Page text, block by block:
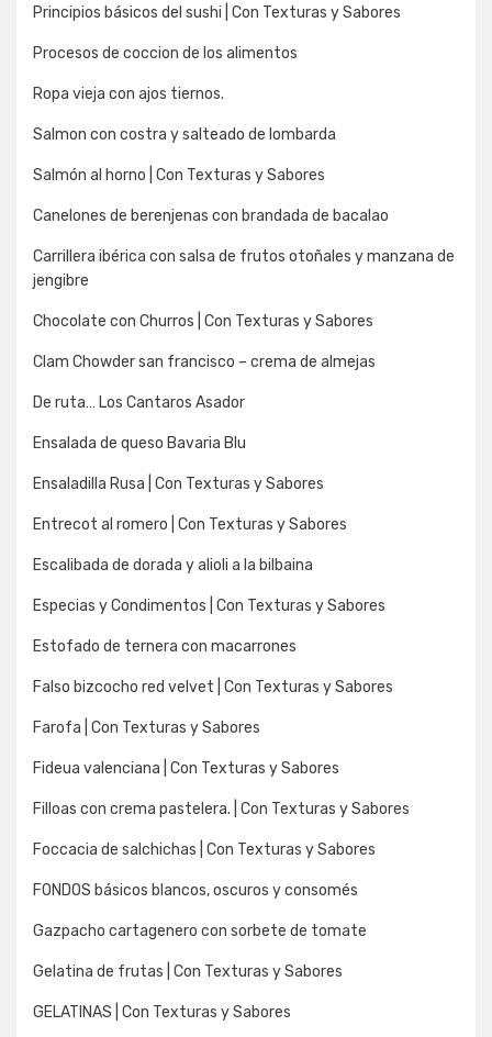
Principios básicos del sushi | Con Texturas y Sabores
Procesos de coccion de los alimentos
Ropa vieja con ajos tiernos.
Salmon con costra y salteado de lombarda
Salmón al horno | Con Texturas y Sabores
Canelones de berenjenas con brandada de bacalao
Carrillera ibérica con salsa de frutos otoñales y manzana de
jengibre
Chocolate con Churros | Con Texturas y Sabores
Clam Chowder san francisco – crema de almejas
De ruta… Los Cantaros Asador
Ensalada de queso Bavaria Blu
Ensaladilla Rusa | Con Texturas y Sabores
Entrecot al romero | Con Texturas y Sabores
Escalibada de dorada y alioli a la bilbaina
Especias y Condimentos | Con Texturas y Sabores
Estofado de ternera con macarrones
Falso bizcocho red velvet | Con Texturas y Sabores
Farofa | Con Texturas y Sabores
Fideua valenciana | Con Texturas y Sabores
Filloas con crema pastelera. | Con Texturas y Sabores
Foccacia de salchichas | Con Texturas y Sabores
FONDOS básicos blancos, oscuros y consomés
Gazpacho cartagenero con sorbete de tomate
Gelatina de frutas | Con Texturas y Sabores
GELATINAS | Con Texturas y Sabores